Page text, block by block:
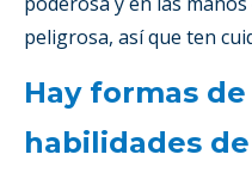
peligrosa, así que ten
Hay formas
habilidades